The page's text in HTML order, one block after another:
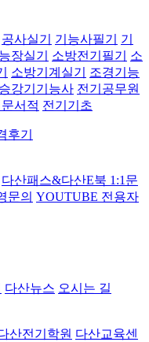
공사실기 기능사필기
기
장실기 소방전기필기
소
소방기계실기
조경기능
승강기기능사 전기공무원
서적 전기기초
후기
다산패스&다산E북 1:1문
문의 YOUTUBE 전용자
다산뉴스 오시는 길
산전기학원 다산교육센